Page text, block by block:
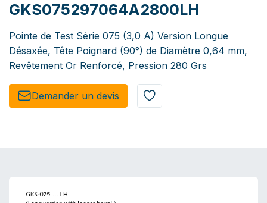
GKS075297064A2800LH
Pointe de Test Série 075 (3,0 A) Version Longue
Désaxée, Tête Poignard (90°) de Diamètre 0,64 mm,
Revêtement Or Renforcé, Pression 280 Grs
Demander un de​​vis​​